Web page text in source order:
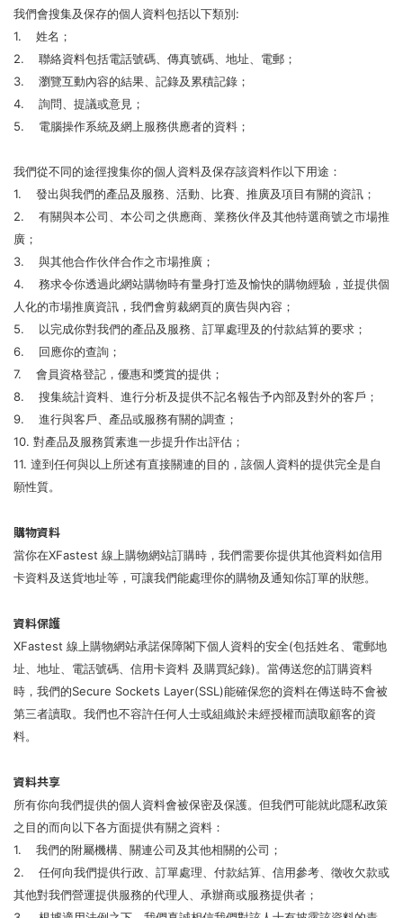
我們會搜集及保存的個人資料包括以下類別:
1. 姓名；
2. 聯絡資料包括電話號碼、傳真號碼、地址、電郵；
3. 瀏覽互動內容的結果、記錄及累積記錄；
4. 詢問、提議或意見；
5. 電腦操作系統及網上服務供應者的資料；
我們從不同的途徑搜集你的個人資料及保存該資料作以下用途：
1. 發出與我們的產品及服務、活動、比賽、推廣及項目有關的資訊；
2. 有關與本公司、本公司之供應商、業務伙伴及其他特選商號之市場推
廣；
3. 與其他合作伙伴合作之市場推廣；
4. 務求令你透過此網站購物時有量身打造及愉快的購物經驗，並提供個
人化的市場推廣資訊，我們會剪裁網頁的廣告與內容；
5. 以完成你對我們的產品及服務、訂單處理及的付款結算的要求；
6. 回應你的查詢；
7. 會員資格登記，優惠和獎賞的提供；
8. 搜集統計資料、進行分析及提供不記名報告予內部及對外的客戶；
9. 進行與客戶、產品或服務有關的調查；
10. 對產品及服務質素進一步提升作出評估；
11. 達到任何與以上所述有直接關連的目的，該個人資料的提供完全是自
願性質。
購物資料
當你在XFastest 線上購物網站訂購時，我們需要你提供其他資料如信用
卡資料及送貨地址等，可讓我們能處理你的購物及通知你訂單的狀態。
資料保護
XFastest 線上購物網站承諾保障閣下個人資料的安全(包括姓名、電郵地
址、地址、電話號碼、信用卡資料 及購買紀錄)。當傳送您的訂購資料
時，我們的Secure Sockets Layer(SSL)能確保您的資料在傳送時不會被
第三者讀取。我們也不容許任何人士或組織於未經授權而讀取顧客的資
料。
資料共享
所有你向我們提供的個人資料會被保密及保護。但我們可能就此隱私政策
之目的而向以下各方面提供有關之資料：
1. 我們的附屬機構、關連公司及其他相關的公司；
2. 任何向我們提供行政、訂單處理、付款結算、信用參考、徵收欠款或
其他對我們營運提供服務的代理人、承辦商或服務提供者；